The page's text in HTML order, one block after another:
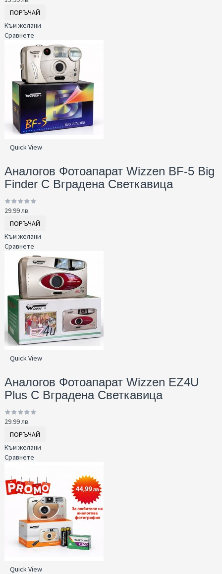
ПОРЪЧАЙ
Към желани
Сравнете
Quick View
Аналогов Фотоапарат Wizzen BF-5 Big
Finder С Вградена Светкавица
29.99 лв.
ПОРЪЧАЙ
Към желани
Сравнете
Quick View
Аналогов Фотоапарат Wizzen EZ4U
Plus С Вграденa Светкавица
29.99 лв.
ПОРЪЧАЙ
Към желани
Сравнете
Quick View